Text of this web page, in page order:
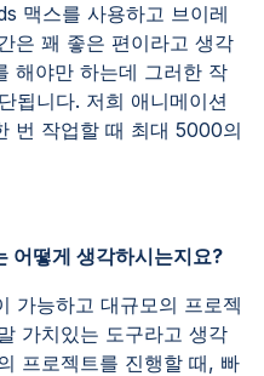
맥스를 사용하고 브이레
은 꽤 좋은 편이라고 생각
해야만 하는데 그러한 작
됩니다. 저희 애니메이션
번 작업할 때 최대 5000의
어떻게 생각하시는지요?
가능하고 대규모의 프로젝
가치있는 도구라고 생각
프로젝트를 진행할 때, 빠